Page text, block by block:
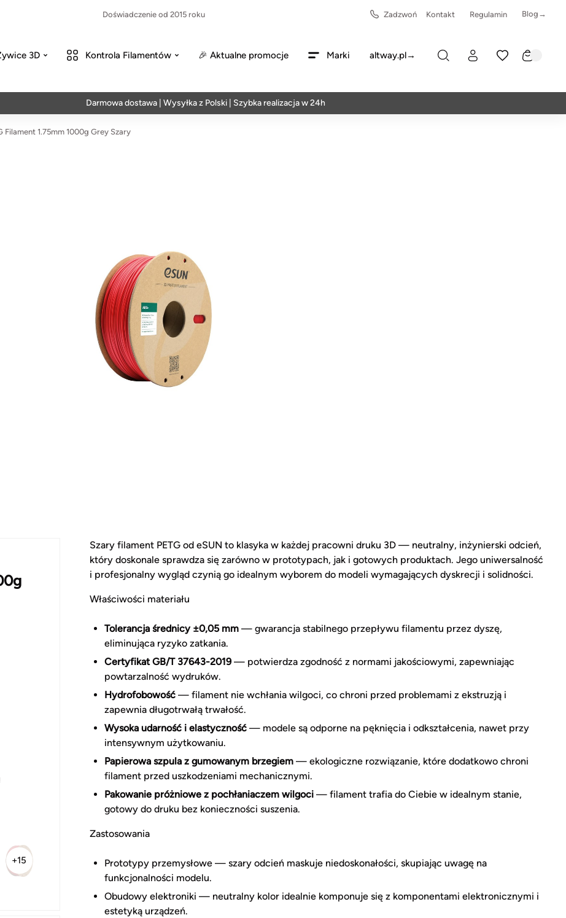
Doświadczenie od 2015 roku Zadzwoń Kontakt Regulamin Blog→
3D Kontrola Filamentów 🎉 Aktualne promocje Marki altway.pl→
Darmowa dostawa | Wysyłka z Polski | Szybka realizacja w 24h
Filament 1.75mm 1000g Grey Szary
+15
Szary filament PETG od eSUN to klasyka w każdej pracowni druku 3D — neutralny, inżynierski odcień,
który doskonale sprawdza się zarówno w prototypach, jak i gotowych produktach. Jego uniwersalność
i profesjonalny wygląd czynią go idealnym wyborem do modeli wymagających dyskrecji i solidności.
Właściwości materiału
Tolerancja średnicy ±0,05 mm — gwarancja stabilnego przepływu filamentu przez dyszę,
eliminująca ryzyko zatkania.
Certyfikat GB/T 37643-2019 — potwierdza zgodność z normami jakościowymi, zapewniając
powtarzalność wydruków.
Hydrofobowość — filament nie wchłania wilgoci, co chroni przed problemami z ekstruzją i
zapewnia długotrwałą trwałość.
Wysoka udarność i elastyczność — modele są odporne na pęknięcia i odkształcenia, nawet przy
intensywnym użytkowaniu.
Papierowa szpula z gumowanym brzegiem — ekologiczne rozwiązanie, które dodatkowo chroni
filament przed uszkodzeniami mechanicznymi.
Pakowanie próżniowe z pochłaniaczem wilgoci — filament trafia do Ciebie w idealnym stanie,
gotowy do druku bez konieczności suszenia.
Zastosowania
Prototypy przemysłowe — szary odcień maskuje niedoskonałości, skupiając uwagę na
funkcjonalności modelu.
Obudowy elektroniki — neutralny kolor idealnie komponuje się z komponentami elektronicznymi i
estetyką urządzeń.